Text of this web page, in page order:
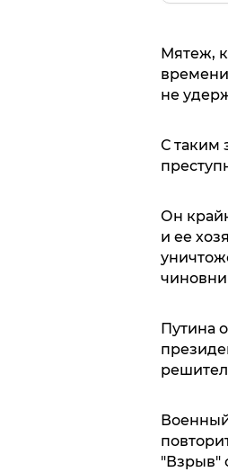
Мятеж,
не
С таким
Он
и ее
Путина
"Взрыв"